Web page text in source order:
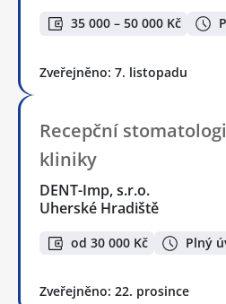
35 000 – 50 000 Kč
Zveřejněno: 7. listopadu
Recepční
kliniky
DENT-Imp, s.r.o.
Uherské Hradiště
od 30 000 Kč Plný
Zveřejněno: 22. prosince